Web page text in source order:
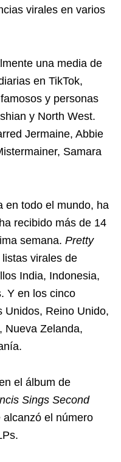
virales en varios
una media de
en TikTok,
y personas
y North West.
Jermaine, Abbie
Samara
en todo el mundo, ha
recibido más de 14
semana. Pretty
virales de
India, Indonesia,
Y en los cinco
Unidos, Reino Unido,
Nueva Zelanda,
el álbum de
Sings Second
alcanzó el número